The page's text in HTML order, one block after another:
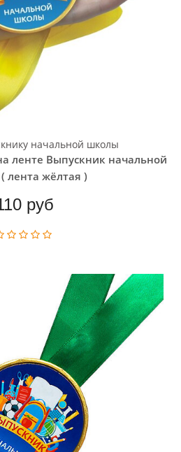
начальной школы
ленте Выпускник начальной
лента жёлтая )
руб